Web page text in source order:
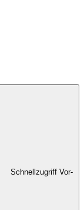
Schnellzugriff Vor-